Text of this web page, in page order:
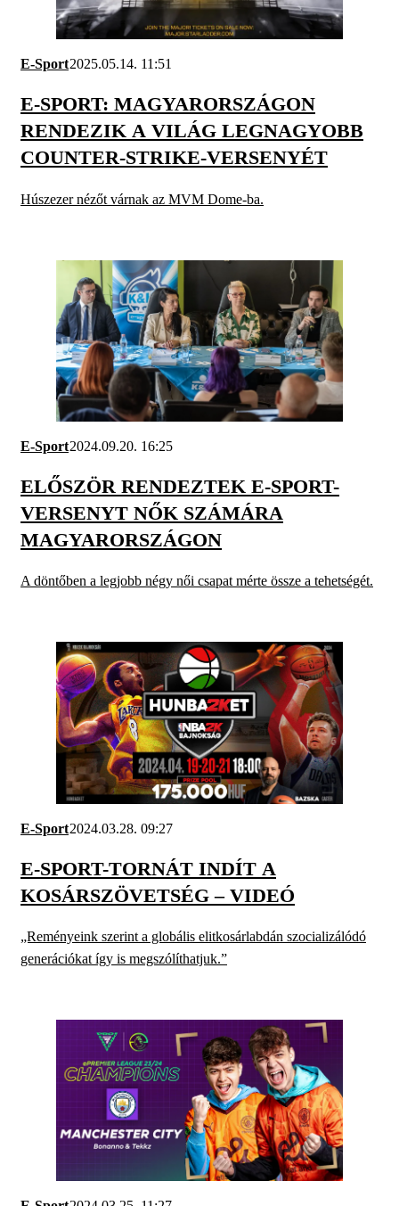
E-Sport2025.05.14. 11:51
E-SPORT: MAGYARORSZÁGON
RENDEZIK A VILÁG LEGNAGYOBB
COUNTER-STRIKE-VERSENYÉT
Húszezer nézőt várnak az MVM Dome-ba.
E-Sport2024.09.20. 16:25
ELŐSZÖR RENDEZTEK E-SPORT-
VERSENYT NŐK SZÁMÁRA
MAGYARORSZÁGON
A döntőben a legjobb négy női csapat mérte össze a tehetségét.
E-Sport2024.03.28. 09:27
E-SPORT-TORNÁT INDÍT A
KOSÁRSZÖVETSÉG – VIDEÓ
„Reményeink szerint a globális elitkosárlabdán szocializálódó
generációkat így is megszólíthatjuk.”